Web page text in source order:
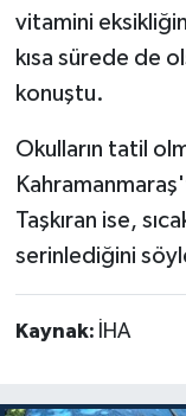
vitamini
kısa sürede de
konuştu.
Okulların tatil
Taşkıran ise,
serinlediğini
Kaynak: İHA